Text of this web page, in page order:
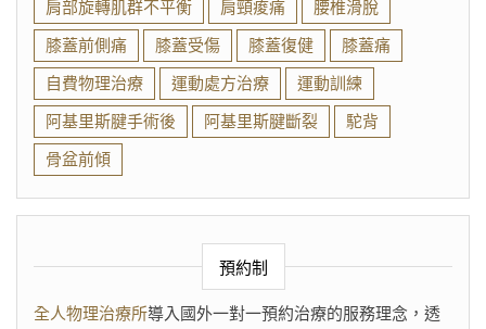
肩部旋轉肌群不平衡
肩頸痠痛
腰椎滑脫
膝蓋前側痛
膝蓋受傷 膝蓋復健
膝蓋痛
自費物理治療
運動處方治療
運動訓練
阿基里斯腱手術後
阿基里斯腱斷裂
駝背
骨盆前傾
預約制
全人物理治療所導入國外一對一預約治療的服務理念，透